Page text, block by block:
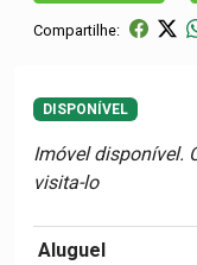
Compartilhe:
DISPONÍVEL
Imóvel disponível.
visita-lo
Aluguel